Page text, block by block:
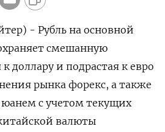
- Рубль на основной
смешанную
доллару и подрастая к евро
рынка форекс, а также
юанем с учетом текущих
валюты